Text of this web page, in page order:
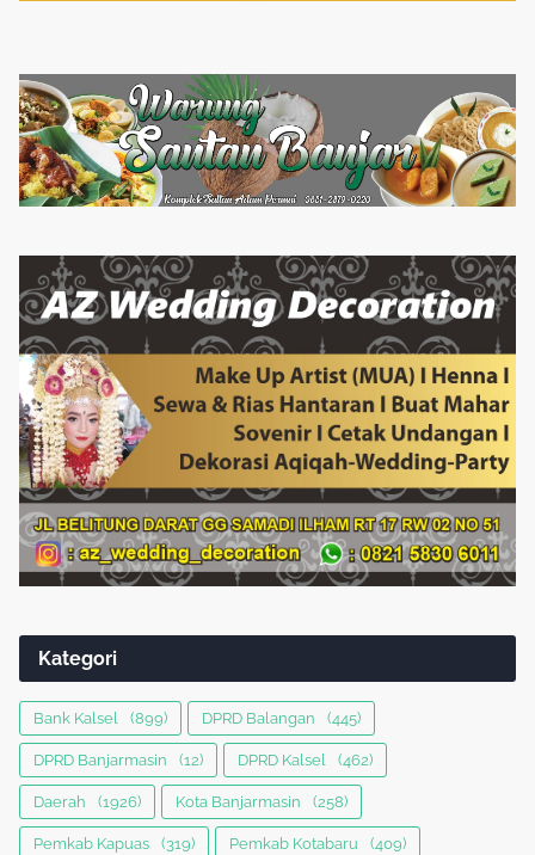
Kategori
Bank Kalsel (899) DPRD Balangan (445)
DPRD Banjarmasin (12) DPRD Kalsel (462)
Daerah (1926) Kota Banjarmasin (258)
Pemkab Kapuas (319) Pemkab Kotabaru (409)